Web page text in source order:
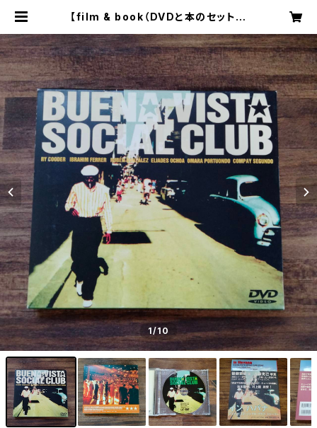
【film & book（DVDと本のセット販
（ブエナ・ビスタ・ソシアル・クラブ）
+ インハバナ―ブエナ・ビスタ・ソシ
アル・クラブ・ストーリー | book & b
oard game shop "caravan"
1/10